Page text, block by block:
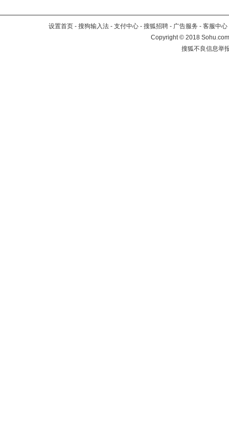
设置首页 - 搜狗输入法 - 支付中心 - 搜狐招聘 - 广告服务 - 客服中心
Copyright©2018
搜狐不良信息举